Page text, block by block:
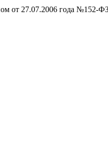
от 27.07.2006 года №152-